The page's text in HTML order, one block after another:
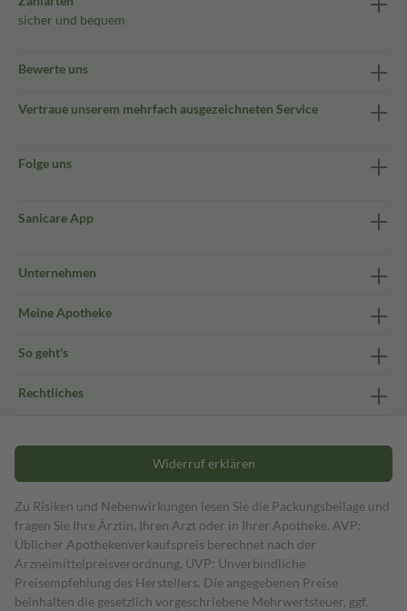
sicher und bequem
Bewerte uns
Vertraue unserem mehrfach ausgezeichneten Service
Folge uns
Sanicare App
Unternehmen
Meine Apotheke
So geht's
Rechtliches
Widerruf erklären
Zu Risiken und Nebenwirkungen lesen Sie die Packungsbeilage und
fragen Sie Ihre Ärztin, Ihren Arzt oder in Ihrer Apotheke. AVP:
Üblicher Apothekenverkaufspreis berechnet nach der
Arzneimittelpreisverordnung. UVP: Unverbindliche
Preisempfehlung des Herstellers. Die angegebenen Preise
beinhalten die gesetzlich vorgeschriebene Mehrwertsteuer, ggf.